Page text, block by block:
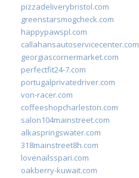
pizzadeliverybristol.com
greenstarsmogcheck.com
happypawspl.com
callahansautoservicecenter.com
georgiascornermarket.com
perfectfit24-7.com
portugalprivatedriver.com
von-racer.com
coffeeshopcharleston.com
salon104mainstreet.com
alkaspringswater.com
318mainstreet8h.com
lovenailsspari.com
oakberry-kuwait.com